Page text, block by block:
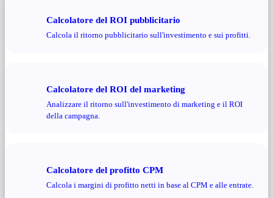
Calcolatore del ROI pubblicitario
Calcola il ritorno pubblicitario sull'investimento e sui profitti.
Calcolatore del ROI del marketing
Analizzare il ritorno sull'investimento di marketing e il ROI
della campagna.
Calcolatore del profitto CPM
Calcola i margini di profitto netti in base al CPM e alle entrate.